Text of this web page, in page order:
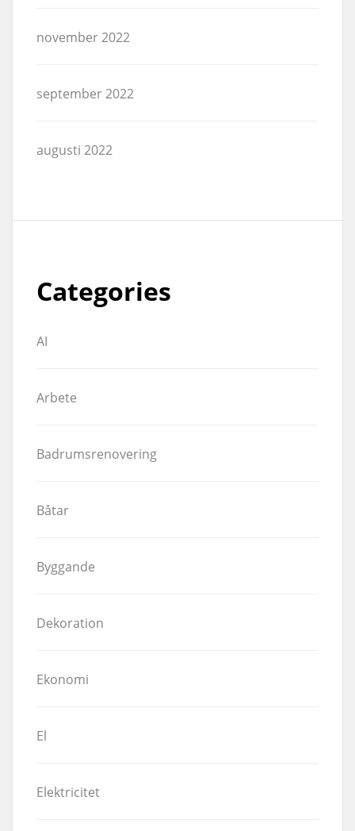
november 2022
september 2022
augusti 2022
Categories
AI
Arbete
Badrumsrenovering
Båtar
Byggande
Dekoration
Ekonomi
El
Elektricitet